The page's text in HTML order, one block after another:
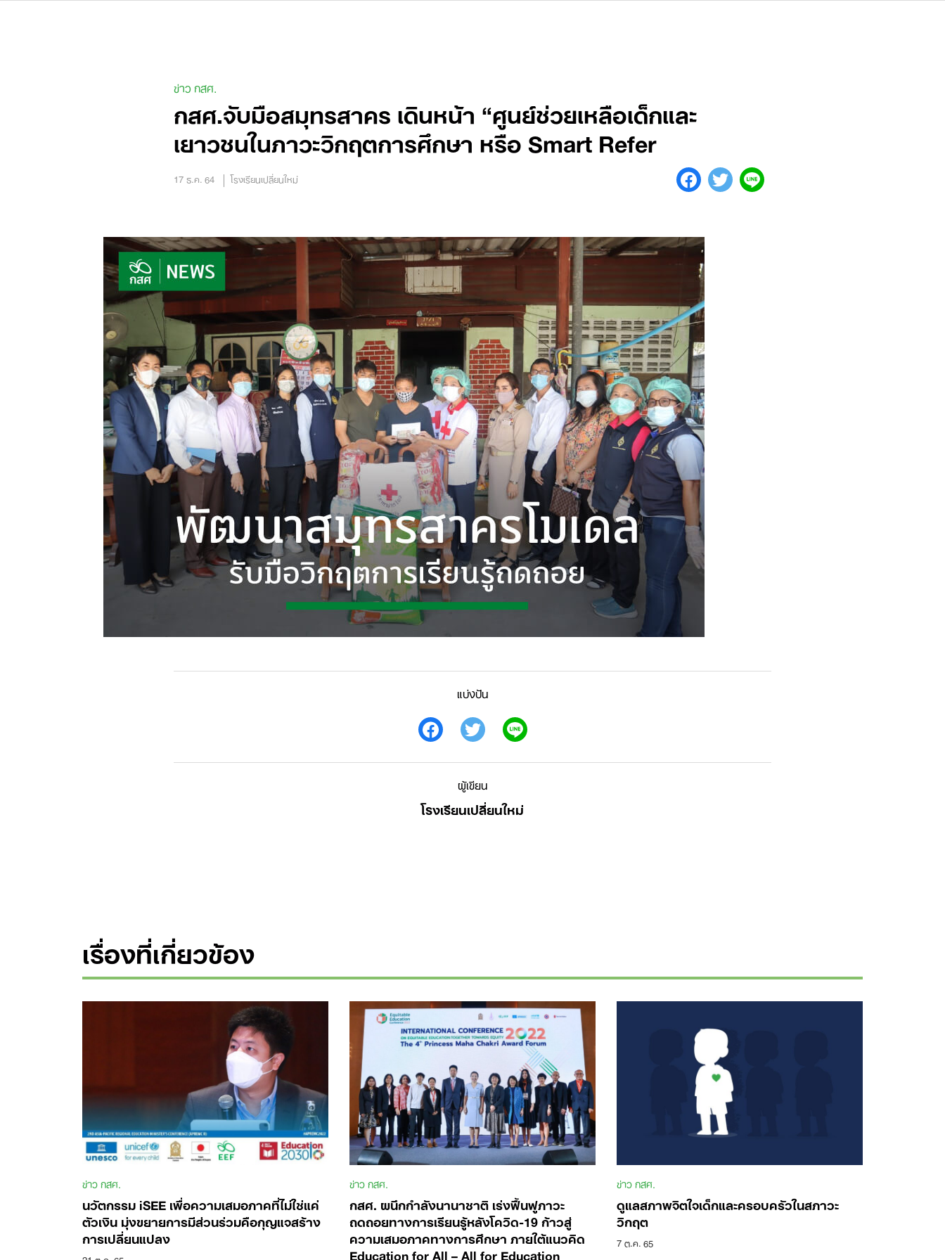
ข่าว กสศ.
กสศ.จับมือสมุทรสาคร เดินหน้า “ศูนย์ช่วยเหลือเด็กและ
เยาวชนในภาวะวิกฤตการศึกษา หรือ Smart Refer
17 ธ.ค. 64 โรงเรียนเปลี่ยนใหม่
แบ่งปัน
ผู้เขียน
โรงเรียนเปลี่ยนใหม่
เรื่องที่เกี่ยวข้อง
ข่าว กสศ.
นวัตกรรม iSEE เพื่อความเสมอภาคที่ไม่ใช่แค่
ตัวเงิน มุ่งขยายการมีส่วนร่วมคือกุญแจสร้าง
การเปลี่ยนแปลง
ข่าว กสศ.
กสศ. ผนึกกำลังนานาชาติ เร่งฟื้นฟูภาวะ
ถดถอยทางการเรียนรู้หลังโควิด-19 ก้าวสู่
ความเสมอภาคทางการศึกษา ภายใต้แนวคิด
Education for All – All for Education
ข่าว กสศ.
ดูแลสภาพจิตใจเด็กและครอบครัวในสภาวะ
วิกฤต
7 ต.ค. 65